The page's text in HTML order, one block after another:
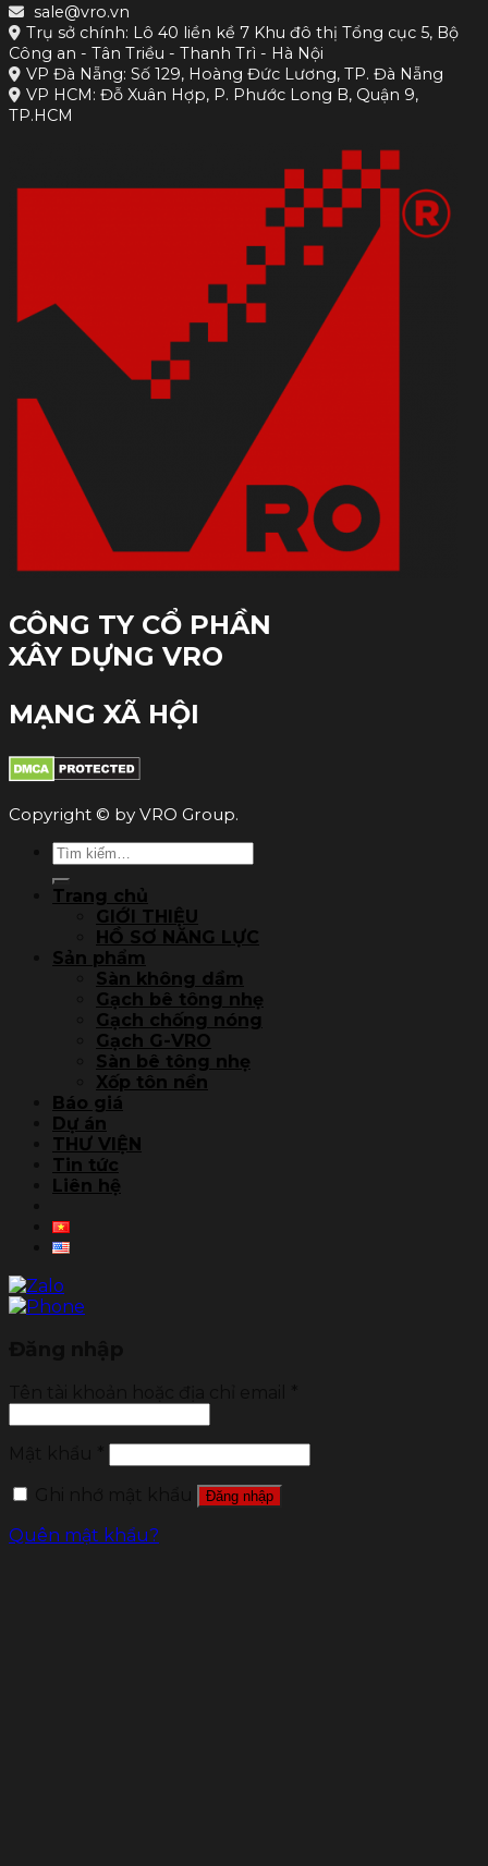
sale@vro.vn
Trụ sở chính: Lô 40 liền kề 7 Khu đô thị Tổng cục 5, Bộ
Công an - Tân Triều - Thanh Trì - Hà Nội
VP Đà Nẵng: Số 129, Hoàng Đức Lương, TP. Đà Nẵng
VP HCM: Đỗ Xuân Hợp, P. Phước Long B, Quận 9,
TP.HCM
CÔNG TY CỔ PHẦN
XÂY DỰNG VRO
MẠNG XÃ HỘI
Copyright © by VRO Group.
Tìm
kiếm:
Trang chủ
GIỚI THIỆU
HỒ SƠ NĂNG LỰC
Sản phẩm
Sàn không dầm
Gạch bê tông nhẹ
Gạch chống nóng
Gạch G-VRO
Sàn bê tông nhẹ
Xốp tôn nền
Báo giá
Dự án
THƯ VIỆN
Tin tức
Liên hệ
Đăng nhập
Quên mật khẩu?